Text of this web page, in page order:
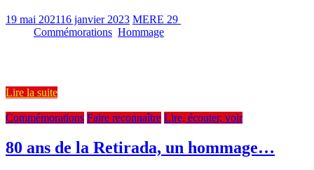
19 mai 202116 janvier 2023 MERE 29
Commémorations Hommage
Lire la suite
Commémorations Faire reconnaître Lire, écouter, voir
80 ans de la Retirada, un hommage…